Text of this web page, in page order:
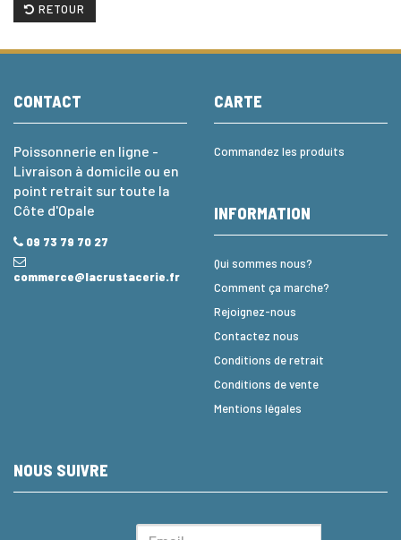
RETOUR
CONTACT
Poissonnerie en ligne -
Livraison à domicile ou en
point retrait sur toute la
Côte d'Opale
09 73 79 70 27
commerce@lacrustacerie.fr
CARTE
Commandez les produits
INFORMATION
Qui sommes nous?
Comment ça marche?
Rejoignez-nous
Contactez nous
Conditions de retrait
Conditions de vente
Mentions légales
NOUS SUIVRE